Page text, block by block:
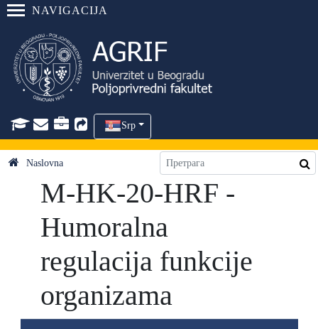
NAVIGACIJA
Srp
Naslovna
M-HK-20-HRF -
Humoralna
regulacija funkcije
organizama